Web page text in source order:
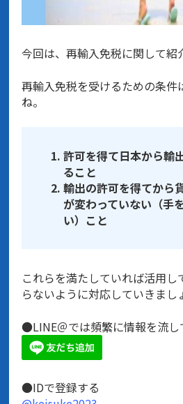
今回は、再輸入免税に関して紹
再輸入免税を受けるための条件
ね。
許可を得て日本から輸
ること
輸出の許可を得てから
が変わっていない（手
い）こと
これらを満たしていれば活用
らないように対応していきまし
●LINE＠では頻繁に情報を流し
●IDで登録する